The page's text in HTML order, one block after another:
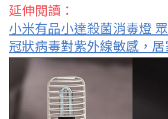
延伸閱讀：
小米有品小達殺菌消毒燈
冠狀病毒對紫外線敏感，